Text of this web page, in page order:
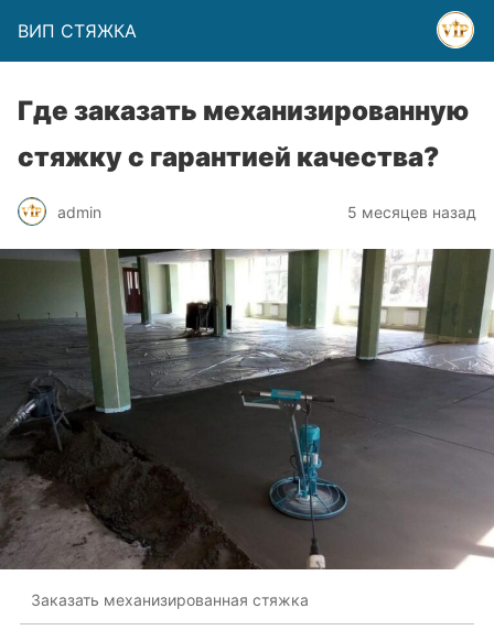
ВИП СТЯЖКА
Где заказать механизированную
стяжку с гарантией качества?
admin 5 месяцев назад
Заказать механизированная стяжка